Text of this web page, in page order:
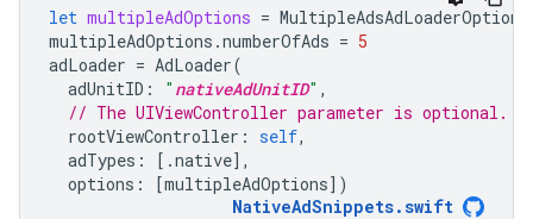
let multipleAdOptions = MultipleAdsAdLoaderOptions
multipleAdOptions .numberOfAds = 5
adLoader = AdLoader(
adUnitID : " nativeAdUnitID" ,
// The UIViewController parameter is optional.
rootViewController : self,
adTypes : [.native],
options : [multipleAdOptions])
NativeAdSnippets.swift